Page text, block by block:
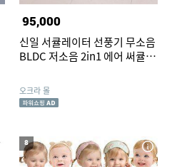
95,000
신일 서큘레이터 선풍기 무소음
BLDC 저소음 2in1 에어 써큘레
오크라 몰
8